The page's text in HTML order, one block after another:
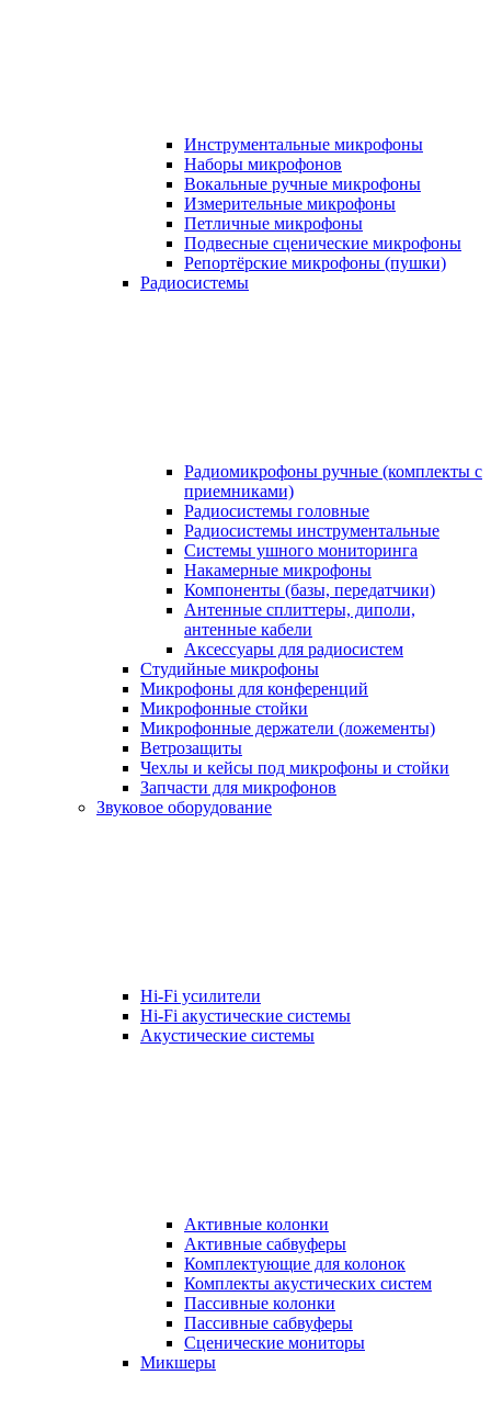
Инструментальные микрофоны
Наборы микрофонов
Вокальные ручные микрофоны
Измерительные микрофоны
Петличные микрофоны
Подвесные сценические микрофоны
Репортёрские микрофоны (пушки)
Радиосистемы
Радиомикрофоны ручные (комплекты с
приемниками)
Радиосистемы головные
Радиосистемы инструментальные
Системы ушного мониторинга
Накамерные микрофоны
Компоненты (базы, передатчики)
Антенные сплиттеры, диполи,
антенные кабели
Аксесcуары для радиосистем
Студийные микрофоны
Микрофоны для конференций
Микрофонные стойки
Микрофонные держатели (ложементы)
Ветрозащиты
Чехлы и кейсы под микрофоны и стойки
Запчасти для микрофонов
Звуковое оборудование
Hi-Fi усилители
Hi-Fi акустические системы
Акустические системы
Активные колонки
Активные сабвуферы
Комплектующие для колонок
Комплекты акустических систем
Пассивные колонки
Пассивные сабвуферы
Сценические мониторы
Микшеры